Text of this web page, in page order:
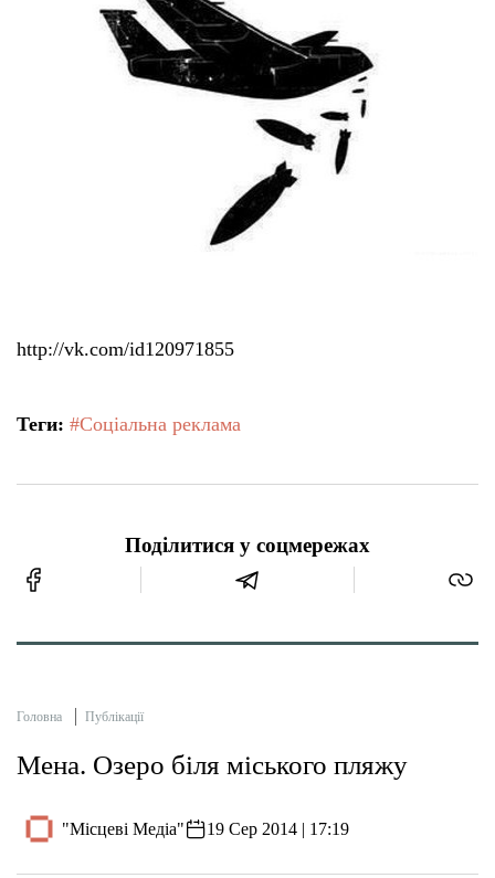
http://vk.com/id120971855
Теги: #Соціальна реклама
Поділитися у соцмережах
Головна Публікації
Мена. Озеро біля міського пляжу
"Місцеві Медіа" 19 Сер 2014 | 17:19